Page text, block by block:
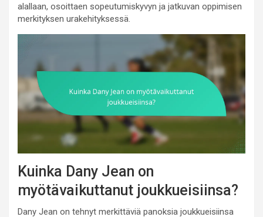
alallaan, osoittaen sopeutumiskyvyn ja jatkuvan oppimisen
merkityksen urakehityksessä.
Kuinka Dany Jean on
myötävaikuttanut joukkueisiinsa?
Dany Jean on tehnyt merkittäviä panoksia joukkueisiinsa